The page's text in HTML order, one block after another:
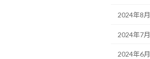
2024年8月
2024年7月
2024年6月